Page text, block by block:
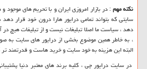
نکته مهم: در بازار امروزی ایران و با تحریم های موجود
سایتی که بتواند تمامی درایور هارا درون خود قرار دهد
دهد ، سیاست ما اصلا تبلیغات نیست و از تبلیفات هیچ
، به خاطر همین موضوع بخشی از درایور های سایت به
البته این هزینه به خود سایت و خرید هاست و قدرتمند
در سایت درایور چی ، کلیه برند های معتبر دنیا